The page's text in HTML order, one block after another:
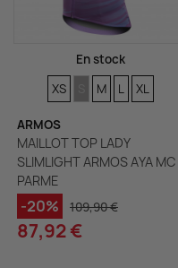
En stock
TAILLES
XS TAILLES
TAILLES
M TAILLES
L TAILLES
XL
ARMOS
MAILLOT TOP LADY
SLIMLIGHT ARMOS AYA MC
PARME
-20% 109,90 €
87,92 €